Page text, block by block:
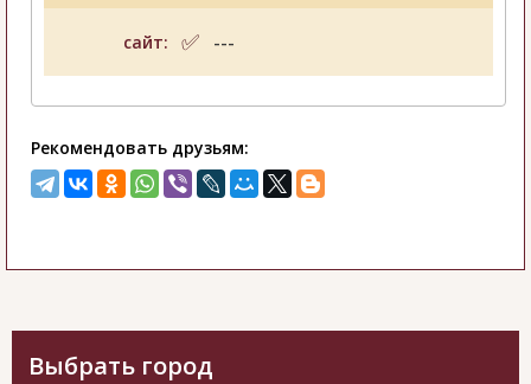
сайт: ---
Рекомендовать друзьям:
Выбрать город